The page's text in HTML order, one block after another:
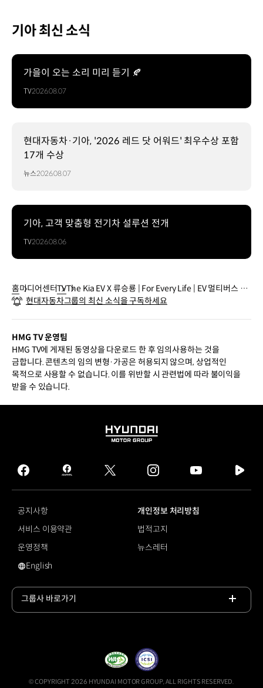
기아 최신 소식
가을이 오는 소리 미리 듣기 🍂
TV2026.08.07
현대자동차·기아, '2026 레드 닷 어워드' 최우수상 포함
17개 수상
뉴스2026.08.07
기아, 고객 맞춤형 전기차 설루션 전개
TV2026.08.06
홈미디어센터TVThe Kia EV X 류승룡 | For Every Life | EV 멀티버스 EV
6편 | 기아
현대자동차그룹의 최신 소식을 구독하세요
HMG TV 운영팀
HMG TV에 게재된 동영상을 다운로드 한 후 임의사용하는 것을
금합니다. 콘텐츠의 임의 변형·가공은 허용되지 않으며, 상업적인
목적으로 사용할 수 없습니다. 이를 위반할 시 관련법에 따라 불이익을
받을 수 있습니다.
HYUNDAI
GROUP
facebook
hmg
journal
twitter instagram
tv
공지사항
개인정보 처리방침
서비스 이용약관
법적고지
운영정책
뉴스레터
영문 사이트로 이동
English
그룹사 바로가기
© COPYRIGHT 2026 HYUNDAI MOTOR GROUP, ALL RIGHTS RESERVED.